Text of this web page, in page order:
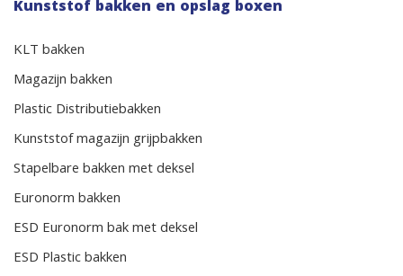
Kunststof bakken en opslag boxen
KLT bakken
Magazijn bakken
Plastic Distributiebakken
Kunststof magazijn grijpbakken
Stapelbare bakken met deksel
Euronorm bakken
ESD Euronorm bak met deksel
ESD Plastic bakken